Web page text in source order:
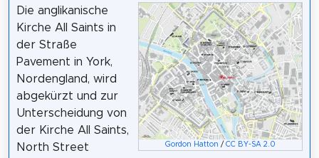
Gordon Hatton /CC BY-SA 2.0
Die anglikanische
Kirche All Saints in
der Straße
Pavement in York,
Nordengland, wird
abgekürzt und zur
Unterscheidung von
der Kirche All Saints,
North Street